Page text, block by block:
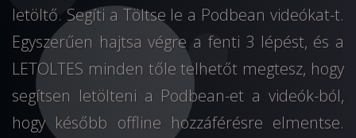
letöltő. Segíti a Töltse le a Podbean videókat-t.
Egyszerűen hajtsa végre a fenti 3 lépést, és a
LETOLTES minden tőle telhetőt megtesz, hogy
segítsen letölteni a Podbean-et a videók-ból,
hogy később offline hozzáférésre elmentse.